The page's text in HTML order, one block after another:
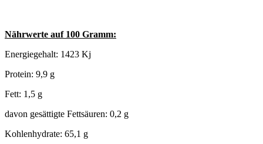
Nährwerte auf 100 Gramm:
Energiegehalt: 1423 Kj
Protein: 9,9 g
Fett: 1,5 g
davon gesättigte Fettsäuren: 0,2 g
Kohlenhydrate: 65,1 g